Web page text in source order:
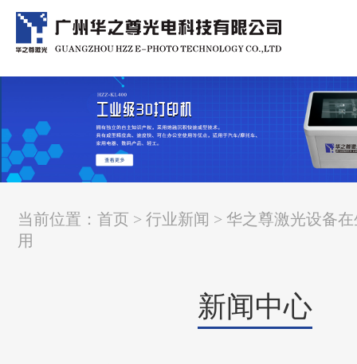
当前位置：首页 >行业新闻 > 华之尊激光设备
用
新闻中心